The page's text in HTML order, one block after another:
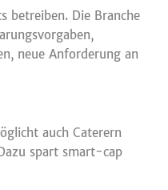
betreiben. Die Branche
neue Anforderung an
auch Caterern
spart smart-cap